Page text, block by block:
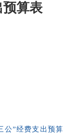
预算表
公”经费支出预算